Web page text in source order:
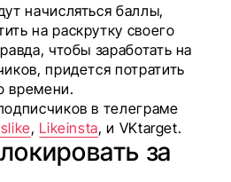
начисляться баллы,
на раскрутку своего
чтобы заработать на
придется потратить
времени.
в телеграме
, Likeinsta, и VKtarget.
за